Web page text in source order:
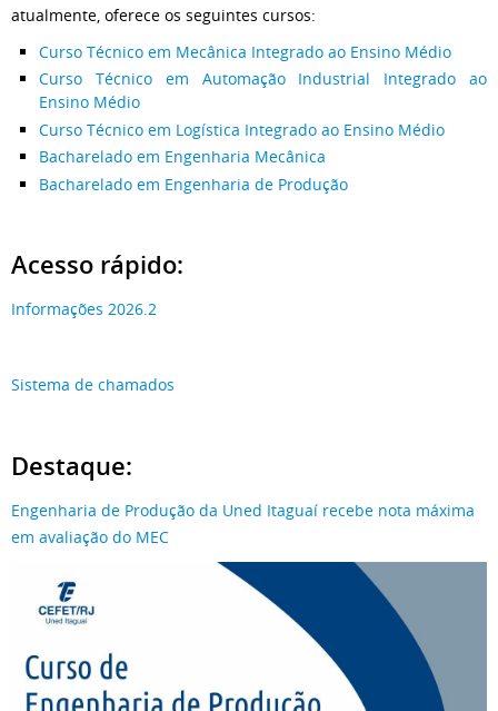
atualmente, oferece os seguintes cursos:
Curso Técnico em Mecânica Integrado ao Ensino Médio
Curso Técnico em Automação Industrial Integrado ao
Ensino Médio
Curso Técnico em Logística Integrado ao Ensino Médio
Bacharelado em Engenharia Mecânica
Bacharelado em Engenharia de Produção
Acesso rápido:
Informações 2026.2
Sistema de chamados
Destaque:
Engenharia de Produção da Uned Itaguaí recebe nota máxima
em avaliação do MEC